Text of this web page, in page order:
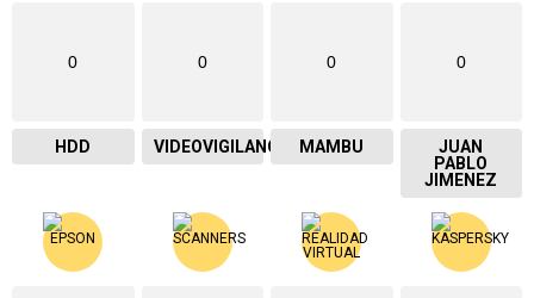
0
HDD
0
VIDEOVIGILANCIA
0
MAMBU
0
JUAN
PABLO
JIMENEZ